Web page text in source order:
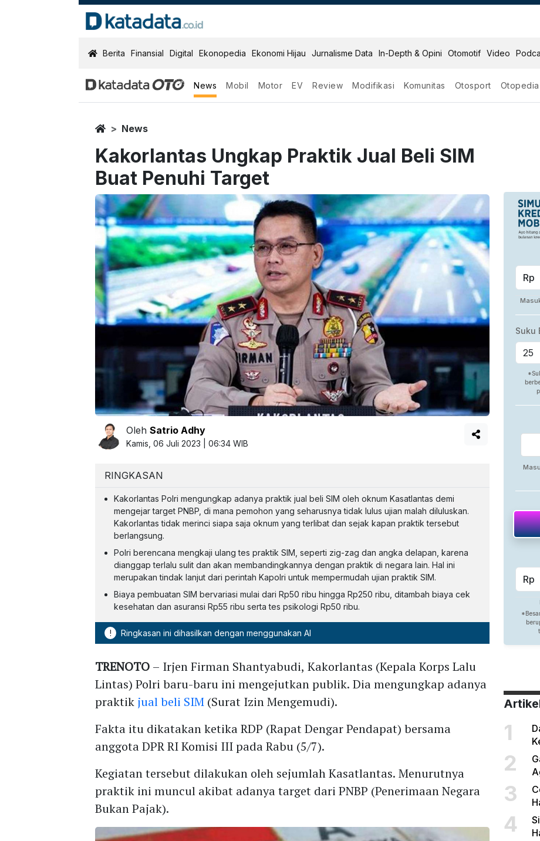
KatadataOTO
Berita Finansial Digital Ekonopedia Ekonomi Hijau Jurnalisme Data In-Depth & Opini Otomotif Video
News Mobil Motor EV Review Modifikasi Komunitas Otosport Otopedia
HomeNews
Kakorlantas Ungkap Praktik Jual Beli SIM
Buat Penuhi Target
OlehSatrio Adhy
Kamis, 06 Juli 2023 | 06:34 WIB
RINGKASAN
Kakorlantas Polri mengungkap adanya praktik jual beli SIM oleh oknum Kasatlantas demi
mengejar target PNBP, di mana pemohon yang seharusnya tidak lulus ujian malah diluluskan.
Kakorlantas tidak merinci siapa saja oknum yang terlibat dan sejak kapan praktik tersebut
berlangsung.
Polri berencana mengkaji ulang tes praktik SIM, seperti zig-zag dan angka delapan, karena
dianggap terlalu sulit dan akan membandingkannya dengan praktik di negara lain. Hal ini
merupakan tindak lanjut dari perintah Kapolri untuk mempermudah ujian praktik SIM.
Biaya pembuatan SIM bervariasi mulai dari Rp50 ribu hingga Rp250 ribu, ditambah biaya cek
kesehatan dan asuransi Rp55 ribu serta tes psikologi Rp50 ribu.
! Ringkasan ini dihasilkan dengan menggunakan AI
TRENOTO – Irjen Firman Shantyabudi, Kakorlantas (Kepala Korps Lalu
Lintas) Polri baru-baru ini mengejutkan publik. Dia mengungkap adanya
praktik jual beli SIM (Surat Izin Mengemudi).
Fakta itu dikatakan ketika RDP (Rapat Dengar Pendapat) bersama
anggota DPR RI Komisi III pada Rabu (5/7).
Kegiatan tersebut dilakukan oleh sejumlah Kasatlantas. Menurutnya
praktik ini muncul akibat adanya target dari PNBP (Penerimaan Negara
Bukan Pajak).
1
2
3
4